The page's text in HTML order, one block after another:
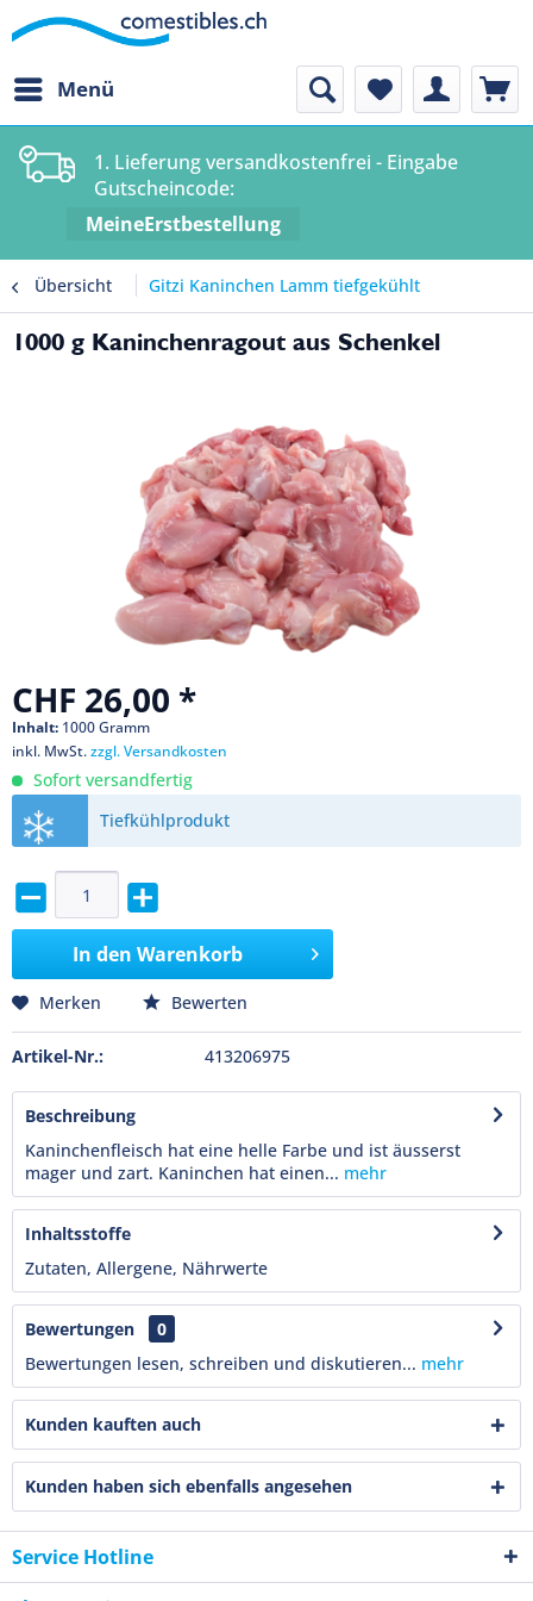
Menü
1. Lieferung versandkostenfrei - Eingabe
Gutscheincode:
MeineErstbestellung
Übersicht Gitzi Kaninchen Lamm tiefgekühlt
1000 g Kaninchenragout aus Schenkel
CHF 26,00 *
Inhalt: 1000 Gramm
inkl. MwSt.zzgl. Versandkosten
Sofort versandfertig
Tiefkühlprodukt
In den Warenkorb
Merken Bewerten
Artikel-Nr.: 413206975
Beschreibung
Kaninchenfleisch hat eine helle Farbe und ist äusserst
mager und zart. Kaninchen hat einen... mehr
Inhaltsstoffe
Zutaten, Allergene, Nährwerte
Bewertungen
0
Bewertungen lesen, schreiben und diskutieren... mehr
Kunden kauften auch
Kunden haben sich ebenfalls angesehen
Service Hotline